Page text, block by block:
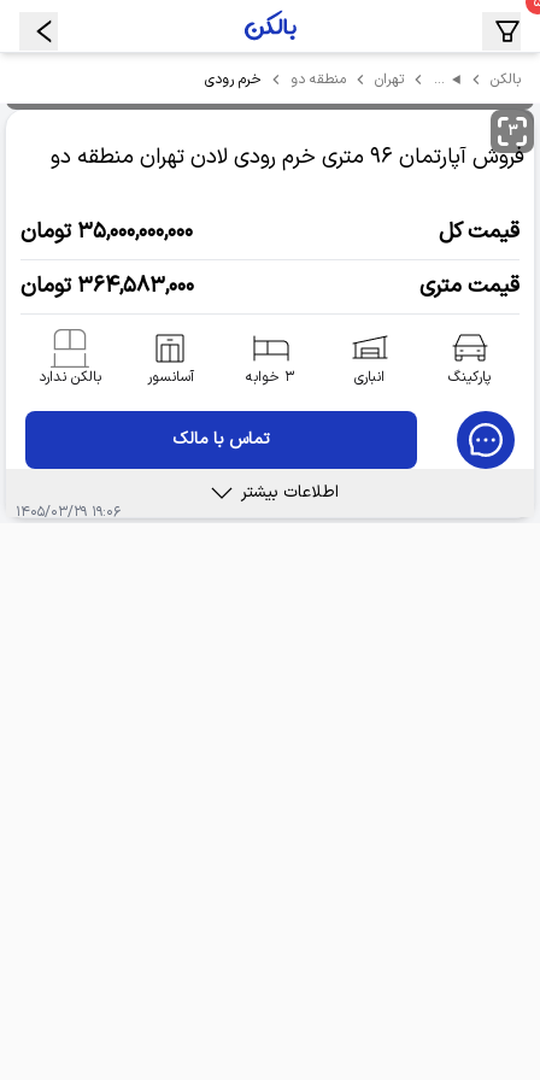
بالکن … تهران منطقه دو خرم رودی
۳
فروش آپارتمان ۹۶ متری خرم رودی لادن تهران منطقه دو
قیمت کل
۳۵,۰۰۰,۰۰۰,۰۰۰ تومان
قیمت متری
۳۶۴,۵۸۳,۰۰۰ تومان
پارکینگ انباری ۳ خوابه آسانسور بالکن ندارد
تماس با مالک
اطلاعات بیشتر
۱۹:۰۶ ۱۴۰۵/۰۳/۲۹